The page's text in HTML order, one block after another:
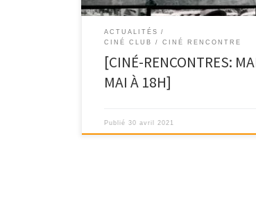
ACTUALITÉS
CINÉ CLUB / CINÉ RENCONTRE
[CINÉ-RENCONTRES:
MAI À 18H]
Publié30 avril 2021